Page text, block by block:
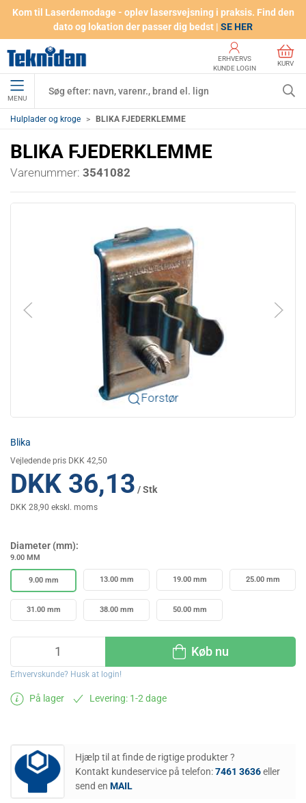
Kom til Laserdemodage - oplev lasersvejsning i praksis. Find den
dato og lokation der passer dig bedst | SE HER
ERHVERVS
KUNDE LOGIN
KURV
MENU
Hulplader og kroge BLIKA FJEDERKLEMME
BLIKA FJEDERKLEMME
Varenummer: 3541082
Forstør
Blika
Vejledende pris DKK 42,50
DKK 36,13 / Stk
DKK 28,90 ekskl. moms
Diameter (mm):
9.00 MM
9.00 mm 13.00 mm 19.00 mm 25.00 mm
31.00 mm 38.00 mm 50.00 mm
Køb nu
Erhvervskunde? Husk at login!
På lager Levering: 1-2 dage
Hjælp til at finde de rigtige produkter ?
Kontakt kundeservice på telefon:7461 3636eller
send en MAIL